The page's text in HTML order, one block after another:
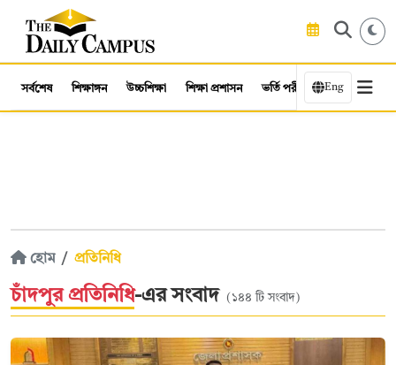
সর্বশেষ শিক্ষাঙ্গন উচ্চশিক্ষা শিক্ষা প্রশাসন ভর্তি পরীক্ষা কর্মসংস্থান
Eng
হোম প্রতিনিধি
চাঁদপুর প্রতিনিধি-এর সংবাদ (১৪৪ টি সংবাদ)